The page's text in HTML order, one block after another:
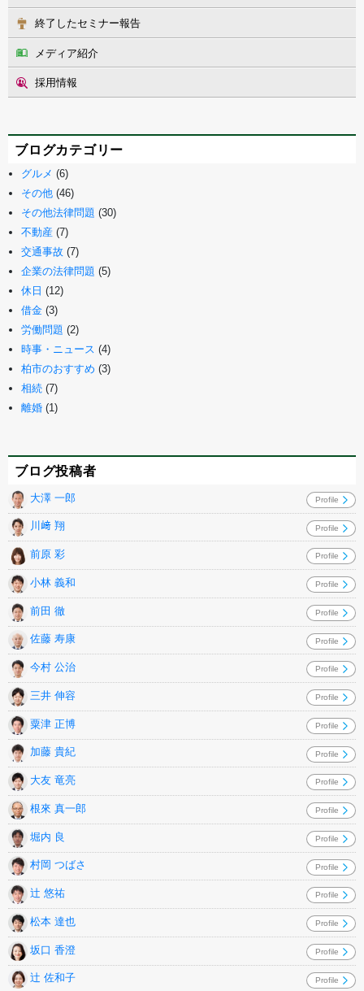
終了したセミナー報告
メディア紹介
採用情報
ブログカテゴリー
グルメ (6)
その他 (46)
その他法律問題 (30)
不動産 (7)
交通事故 (7)
企業の法律問題 (5)
休日 (12)
借金 (3)
労働問題 (2)
時事・ニュース (4)
柏市のおすすめ (3)
相続 (7)
離婚 (1)
ブログ投稿者
大澤 一郎 Profile
川﨑 翔 Profile
前原 彩 Profile
小林 義和 Profile
前田 徹 Profile
佐藤 寿康 Profile
今村 公治 Profile
三井 伸容 Profile
粟津 正博 Profile
加藤 貴紀 Profile
大友 竜亮 Profile
根來 真一郎 Profile
堀内 良 Profile
村岡 つばさ Profile
辻 悠祐 Profile
松本 達也 Profile
坂口 香澄 Profile
辻 佐和子 Profile